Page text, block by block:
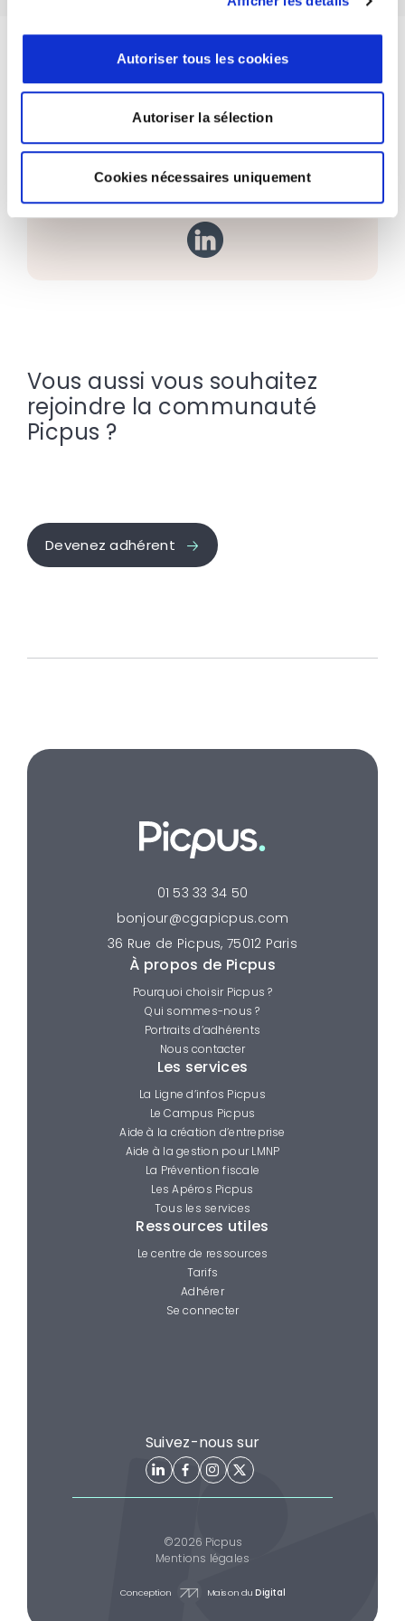
Autoriser tous les cookies
Autoriser la sélection
Cookies nécessaires uniquement
Retrouvez Cyrille Hardouin
Vous aussi vous souhaitez
rejoindre la communauté
Picpus ?
Devenez adhérent
01 53 33 34 50
bonjour@cgapicpus.com
36 Rue de Picpus, 75012 Paris
À propos de Picpus
Pourquoi choisir Picpus ?
Qui sommes-nous ?
Portraits d’adhérents
Nous contacter
Les services
La Ligne d’infos Picpus
Le Campus Picpus
Aide à la création d’entreprise
Aide à la gestion pour LMNP
La Prévention fiscale
Les Apéros Picpus
Tous les services
Ressources utiles
Le centre de ressources
Tarifs
Adhérer
Se connecter
Suivez-nous sur
©2026 Picpus
Mentions légales
Conception Maison duDigital